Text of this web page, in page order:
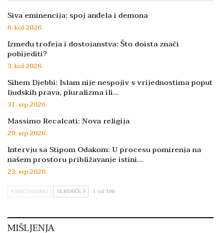
Siva eminencija: spoj anđela i demona
6. kol 2026.
Između trofeja i dostojanstva: Što doista znači
pobijediti?
3. kol 2026.
Sihem Djebbi: Islam nije nespojiv s vrijednostima poput
ljudskih prava, pluralizma ili…
31. srp 2026.
Massimo Recalcati: Nova religija
29. srp 2026.
Intervju sa Stipom Odakom: U procesu pomirenja na
našem prostoru približavanje istini…
23. srp 2026.
PRETHODNO SLJEDEĆE 1 od 198
MIŠLJENJA